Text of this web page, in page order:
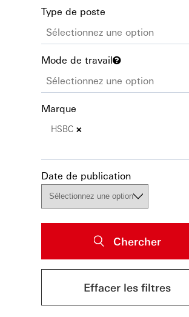
Type de poste
Mode de travail
Marque
×
HSBC
Date de publication
Chercher
Effacer les filtres